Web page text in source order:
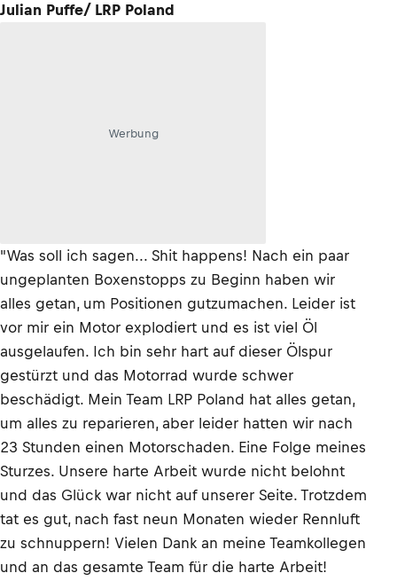
Julian Puffe/ LRP Poland
Werbung
"Was soll ich sagen... Shit happens! Nach ein paar
ungeplanten Boxenstopps zu Beginn haben wir
alles getan, um Positionen gutzumachen. Leider ist
vor mir ein Motor explodiert und es ist viel Öl
ausgelaufen. Ich bin sehr hart auf dieser Ölspur
gestürzt und das Motorrad wurde schwer
beschädigt. Mein Team LRP Poland hat alles getan,
um alles zu reparieren, aber leider hatten wir nach
23 Stunden einen Motorschaden. Eine Folge meines
Sturzes. Unsere harte Arbeit wurde nicht belohnt
und das Glück war nicht auf unserer Seite. Trotzdem
tat es gut, nach fast neun Monaten wieder Rennluft
zu schnuppern! Vielen Dank an meine Teamkollegen
und an das gesamte Team für die harte Arbeit!